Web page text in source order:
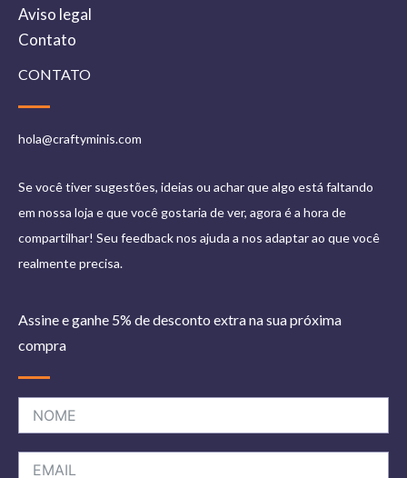
Aviso legal
Contato
CONTATO
hola@craftyminis.com
Se você tiver sugestões, ideias ou achar que algo está faltando
em nossa loja e que você gostaria de ver, agora é a hora de
compartilhar! Seu feedback nos ajuda a nos adaptar ao que você
realmente precisa.
Assine e ganhe 5% de desconto extra na sua próxima
compra